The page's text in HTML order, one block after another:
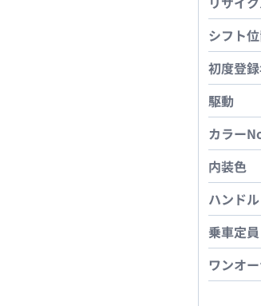
シフト
初度登
駆動
カラー
内装色
ハンドル
乗車定員
ワンオ